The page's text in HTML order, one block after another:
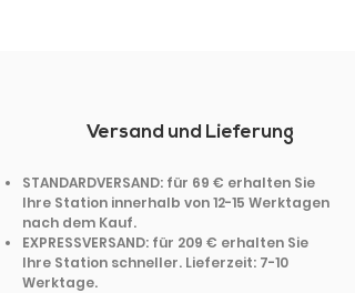
Versand und Lieferung
STANDARDVERSAND: für 69 € erhalten Sie
Ihre Station innerhalb von 12-15 Werktagen
nach dem Kauf.
EXPRESSVERSAND: für 209 € erhalten Sie
Ihre Station schneller. Lieferzeit: 7-10
Werktage.